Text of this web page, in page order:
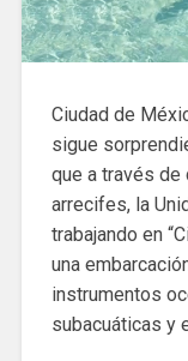
Ciudad de
sigue
que a través
arrecifes, la
trabajando en
una
instrumentos
subacuáticas y